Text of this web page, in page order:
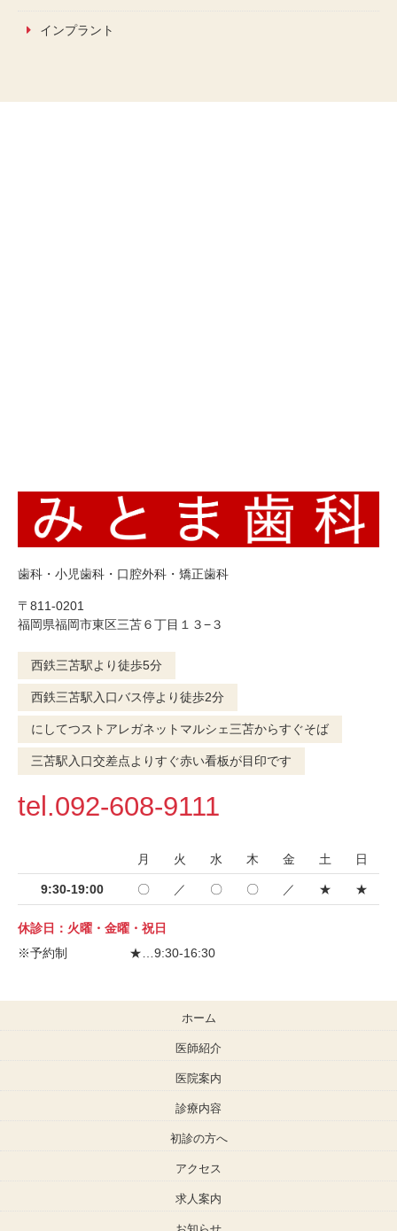
インプラント
歯科・小児歯科・口腔外科・矯正歯科
〒811-0201
福岡県福岡市東区三苫６丁目１３−３
西鉄三苫駅より徒歩5分
西鉄三苫駅入口バス停より徒歩2分
にしてつストアレガネットマルシェ三苫からすぐそば
三苫駅入口交差点よりすぐ赤い看板が目印です
tel.092-608-9111
月 火 水 木 金 土 日
9:30-19:00 〇 ／ 〇 〇 ／ ★ ★
休診日：火曜・金曜・祝日
※予約制 ★…9:30-16:30
ホーム
医師紹介
医院案内
診療内容
初診の方へ
アクセス
求人案内